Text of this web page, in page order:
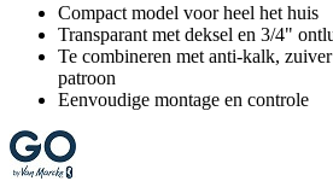
Compact model voor heel het huis
Transparant met deksel en 3/4"
Te combineren met anti-kalk,
patroon
Eenvoudige montage en controle